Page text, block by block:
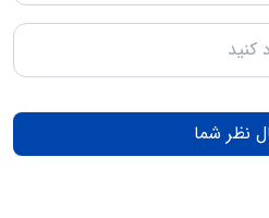
نظر شما